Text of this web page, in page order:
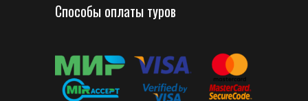
Способы оплаты туров